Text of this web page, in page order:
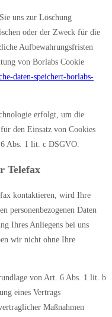
uns zur Löschung
oder der Zweck für die
Aufbewahrungsfristen
von Borlabs Cookie
daten-speichert-borlabs-
erfolgt, um die
den Einsatz von Cookies
Abs. 1 lit. c DSGVO.
Telefax
kontaktieren, wird Ihre
personenbezogenen Daten
Ihres Anliegens bei uns
wir nicht ohne Ihre
von Art. 6 Abs. 1 lit. b
eines Vertrags
Maßnahmen